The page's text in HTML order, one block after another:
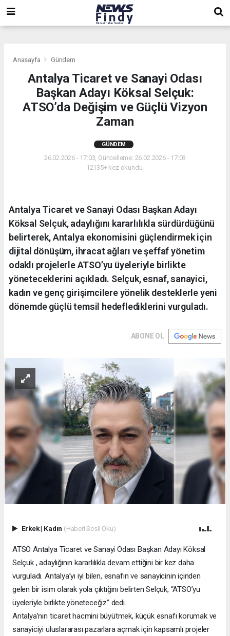
Anasayfa Gündem
Antalya Ticaret ve Sanayi Odası
Başkan Adayı Köksal Selçuk:
ATSO’da Değişim ve Güçlü Vizyon
Zaman
GÜNDEM
26.02.2026 - 17:03, Güncelleme: 26.02.2026 - 17:03
12135+ kez okundu.
Antalya Ticaret ve Sanayi Odası Başkan Adayı
Köksal Selçuk, adaylığını kararlılıkla sürdürdüğünü
belirterek, Antalya ekonomisini güçlendirmek için
dijital dönüşüm, ihracat ağları ve şeffaf yönetim
odaklı projelerle ATSO’yu üyeleriyle birlikte
yöneteceklerini açıkladı. Selçuk, esnaf, sanayici,
kadın ve genç girişimcilere yönelik desteklerle yeni
dönemde güçlü temsil hedeflediklerini vurguladı.
ABONE OL
Erkek| Kadın (Haberi Sesli Oku)
ATSO Antalya Ticaret ve Sanayi Odası Başkan Adayı Köksal
Selçuk , adaylığının kararlılıkla devam ettiğini bir kez daha
vurguladı. Antalya’yı iyi bilen, esnafın ve sanayicinin içinden
gelen bir isim olarak yola çıktığını belirten Selçuk, “ATSO’yu
üyeleriyle birlikte yöneteceğiz” dedi.
Antalya’nın ticaret hacmini büyütmek, küçük esnafı korumak ve
sanayiciyi uluslararası pazarlara açmak için kapsamlı projeler